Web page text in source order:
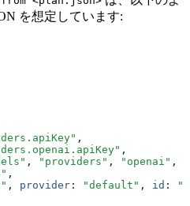
を想定しています:
,
,
, "providers" , "openai" ,
,
, provider : "default" , id :